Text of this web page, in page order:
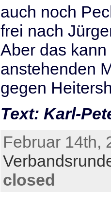
auch noch
frei nach
Aber das
anstehenden
gegen
Text: Karl-
Februar 14th,
closed